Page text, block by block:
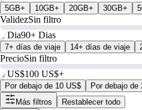
5GB+ 10GB+ 20GB+ 30GB+
ValidezSin filtro
1 Dia90+ Dias
7+ días de viaje 14+ días de viaje
PrecioSin filtro
0 US$100 US$+
Por debajo de 10 US$ Por debajo de
Más filtros
Restablecer todo